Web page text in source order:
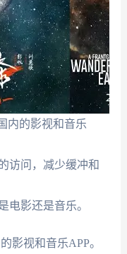
内的影视和音乐
访问，减少缓冲和
电影还是音乐。
影视和音乐APP。